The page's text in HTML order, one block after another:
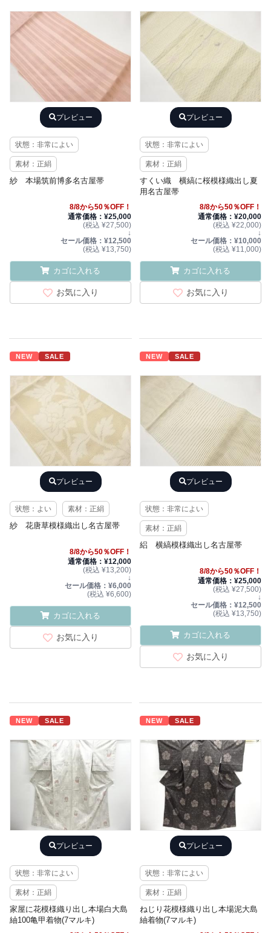
プレビュー
状態：非常によい
素材：正絹
紗 本場筑前博多名古屋帯
8/8から50％OFF！
通常価格：¥25,000
(税込 ¥27,500)
↓
セール価格：¥12,500
(税込 ¥13,750)
カゴに入れる
お気に入り
プレビュー
状態：非常によい
素材：正絹
すくい織 横縞に桜模様織出し夏
用名古屋帯
8/8から50％OFF！
通常価格：¥20,000
(税込 ¥22,000)
↓
セール価格：¥10,000
(税込 ¥11,000)
カゴに入れる
お気に入り
NEW SALE
プレビュー
状態：よい 素材：正絹
紗 花唐草模様織出し名古屋帯
8/8から50％OFF！
通常価格：¥12,000
(税込 ¥13,200)
↓
セール価格：¥6,000
(税込 ¥6,600)
カゴに入れる
お気に入り
NEW SALE
プレビュー
状態：非常によい
素材：正絹
絽 横縞模様織出し名古屋帯
8/8から50％OFF！
通常価格：¥25,000
(税込 ¥27,500)
↓
セール価格：¥12,500
(税込 ¥13,750)
カゴに入れる
お気に入り
NEW SALE
プレビュー
状態：非常によい
素材：正絹
家屋に花模様織り出し本場白大島
紬100亀甲着物(7マルキ)
NEW SALE
プレビュー
状態：非常によい
素材：正絹
ねじり花模様織り出し本場泥大島
紬着物(7マルキ)